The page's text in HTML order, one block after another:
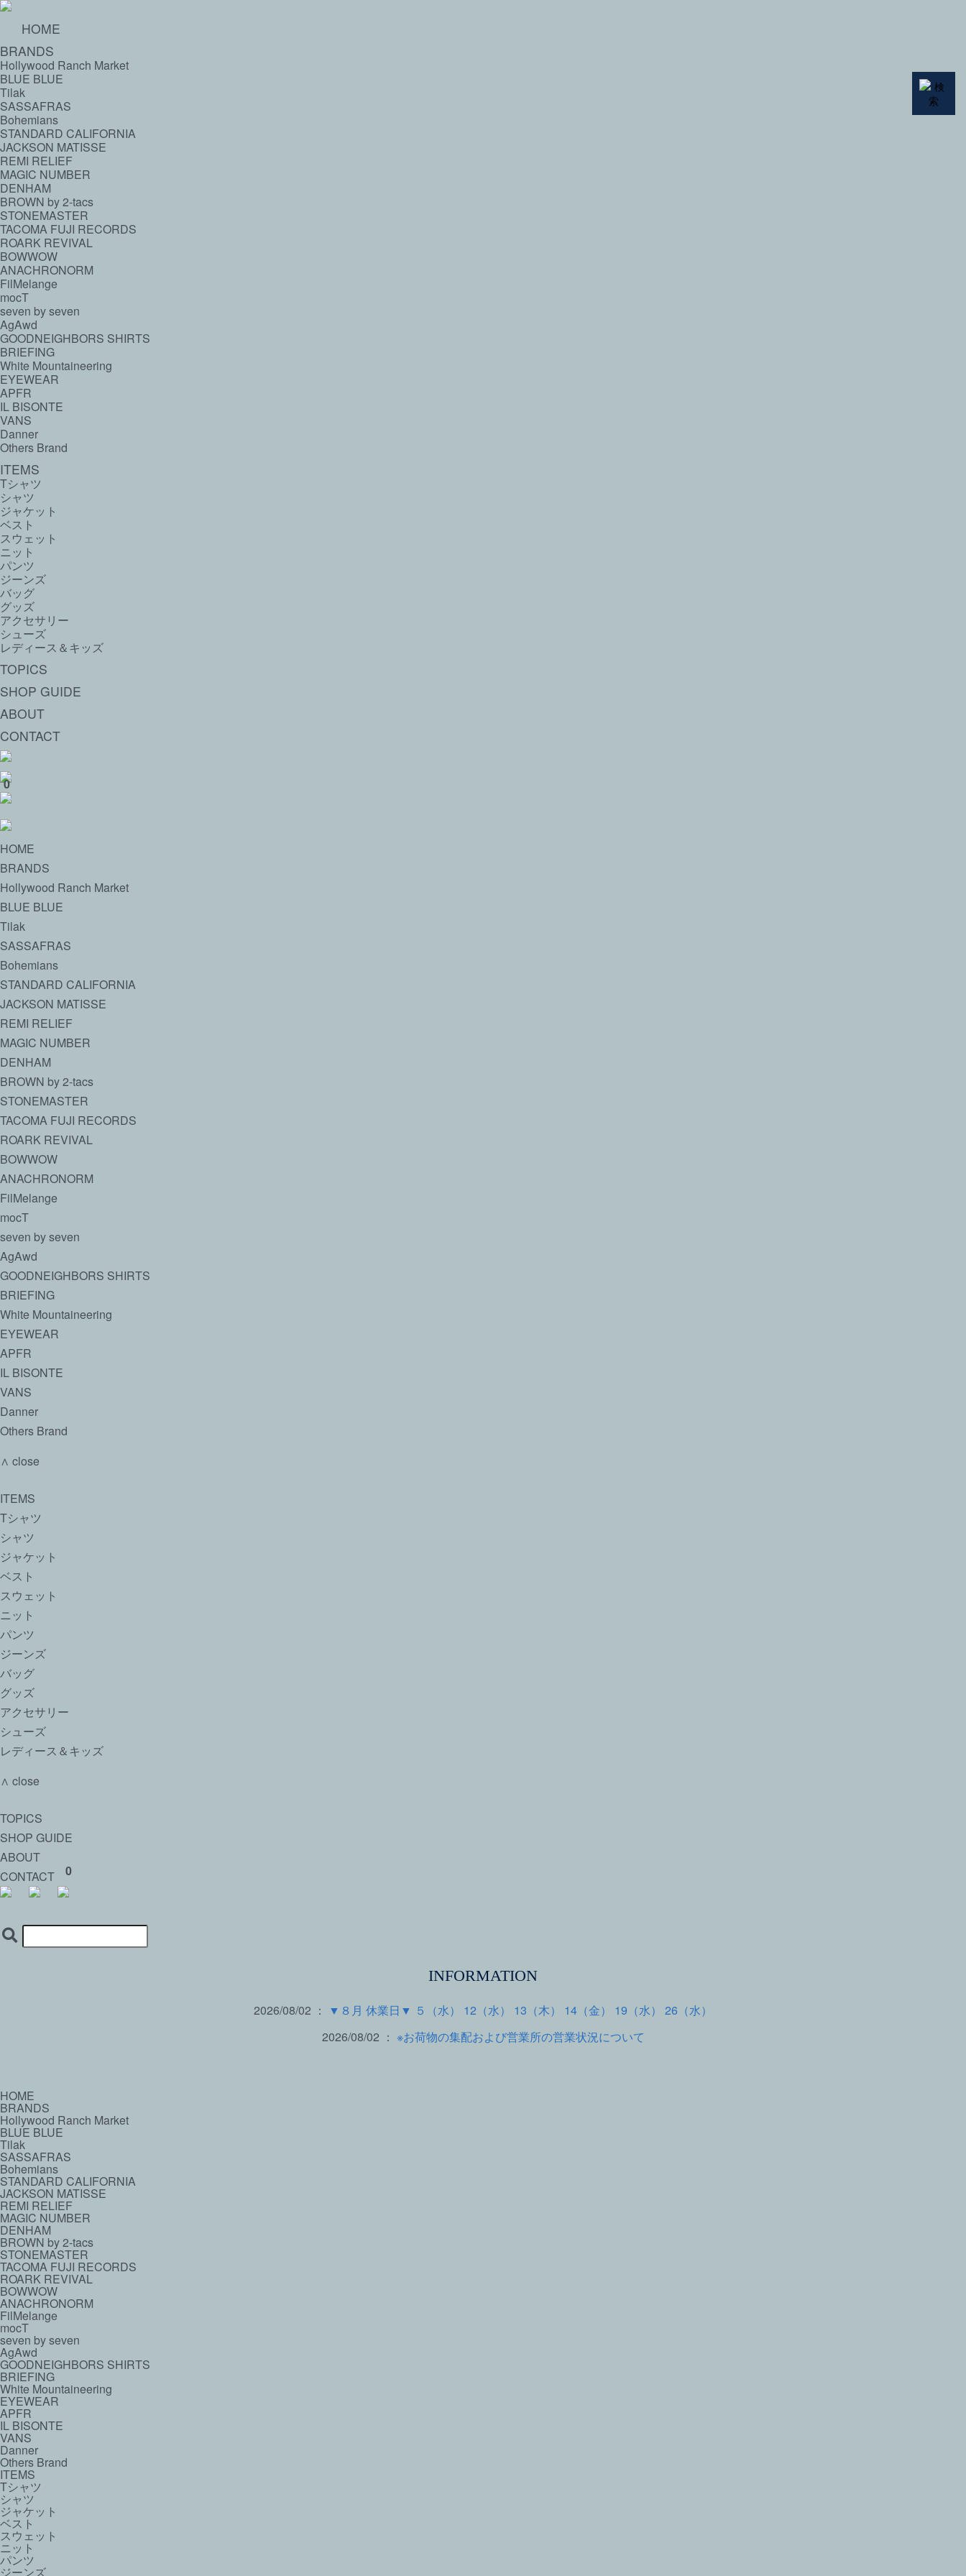
HOME
BRANDS
Hollywood Ranch Market
BLUE BLUE
Tilak
SASSAFRAS
Bohemians
STANDARD CALIFORNIA
JACKSON MATISSE
REMI RELIEF
MAGIC NUMBER
DENHAM
BROWN by 2-tacs
STONEMASTER
TACOMA FUJI RECORDS
ROARK REVIVAL
BOWWOW
ANACHRONORM
FilMelange
mocT
seven by seven
AgAwd
GOODNEIGHBORS SHIRTS
BRIEFING
White Mountaineering
EYEWEAR
APFR
IL BISONTE
VANS
Danner
Others Brand
ITEMS
Tシャツ
シャツ
ジャケット
ベスト
スウェット
ニット
パンツ
ジーンズ
バッグ
グッズ
アクセサリー
シューズ
レディース＆キッズ
TOPICS
SHOP GUIDE
ABOUT
CONTACT
0
HOME
BRANDS
Hollywood Ranch Market
BLUE BLUE
Tilak
SASSAFRAS
Bohemians
STANDARD CALIFORNIA
JACKSON MATISSE
REMI RELIEF
MAGIC NUMBER
DENHAM
BROWN by 2-tacs
STONEMASTER
TACOMA FUJI RECORDS
ROARK REVIVAL
BOWWOW
ANACHRONORM
FilMelange
mocT
seven by seven
AgAwd
GOODNEIGHBORS SHIRTS
BRIEFING
White Mountaineering
EYEWEAR
APFR
IL BISONTE
VANS
Danner
Others Brand
∧ close
ITEMS
Tシャツ
シャツ
ジャケット
ベスト
スウェット
ニット
パンツ
ジーンズ
バッグ
グッズ
アクセサリー
シューズ
レディース＆キッズ
∧ close
TOPICS
SHOP GUIDE
ABOUT
CONTACT
0
INFORMATION
2026/08/02 ：
▼８月 休業日▼ ５（水） 12（水） 13（木） 14（金） 19（水） 26（水）
2026/08/02 ： ※お荷物の集配および営業所の営業状況について
HOME
BRANDS
Hollywood Ranch Market
BLUE BLUE
Tilak
SASSAFRAS
Bohemians
STANDARD CALIFORNIA
JACKSON MATISSE
REMI RELIEF
MAGIC NUMBER
DENHAM
BROWN by 2-tacs
STONEMASTER
TACOMA FUJI RECORDS
ROARK REVIVAL
BOWWOW
ANACHRONORM
FilMelange
mocT
seven by seven
AgAwd
GOODNEIGHBORS SHIRTS
BRIEFING
White Mountaineering
EYEWEAR
APFR
IL BISONTE
VANS
Danner
Others Brand
ITEMS
Tシャツ
シャツ
ジャケット
ベスト
スウェット
ニット
パンツ
ジーンズ